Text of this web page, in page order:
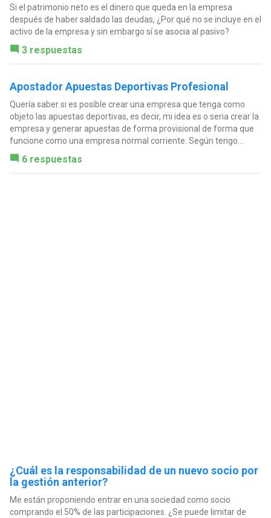
Si el patrimonio neto es el dinero que queda en la empresa
después de haber saldado las deudas, ¿Por qué no se incluye en el
activo de la empresa y sin embargo sí se asocia al pasivo?
3 respuestas
Apostador Apuestas Deportivas Profesional
Quería saber si es posible crear una empresa que tenga como
objeto las apuestas deportivas, es decir, mi idea es o seria crear la
empresa y generar apuestas de forma provisional de forma que
funcione como una empresa normal corriente. Según tengo...
6 respuestas
¿Cuál es la responsabilidad de un nuevo socio por
la gestión anterior?
Me están proponiendo entrar en una sociedad como socio
comprando el 50% de las participaciones. ¿Se puede limitar de